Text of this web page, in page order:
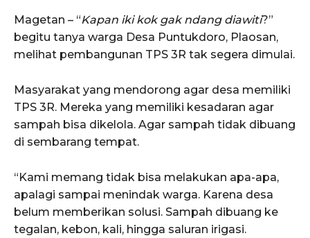
Magetan – “Kapan iki kok gak ndang diawiti?”
begitu tanya warga Desa Puntukdoro, Plaosan,
melihat pembangunan TPS 3R tak segera dimulai.
Masyarakat yang mendorong agar desa memiliki
TPS 3R. Mereka yang memiliki kesadaran agar
sampah bisa dikelola. Agar sampah tidak dibuang
di sembarang tempat.
“Kami memang tidak bisa melakukan apa-apa,
apalagi sampai menindak warga. Karena desa
belum memberikan solusi. Sampah dibuang ke
tegalan, kebon, kali, hingga saluran irigasi.